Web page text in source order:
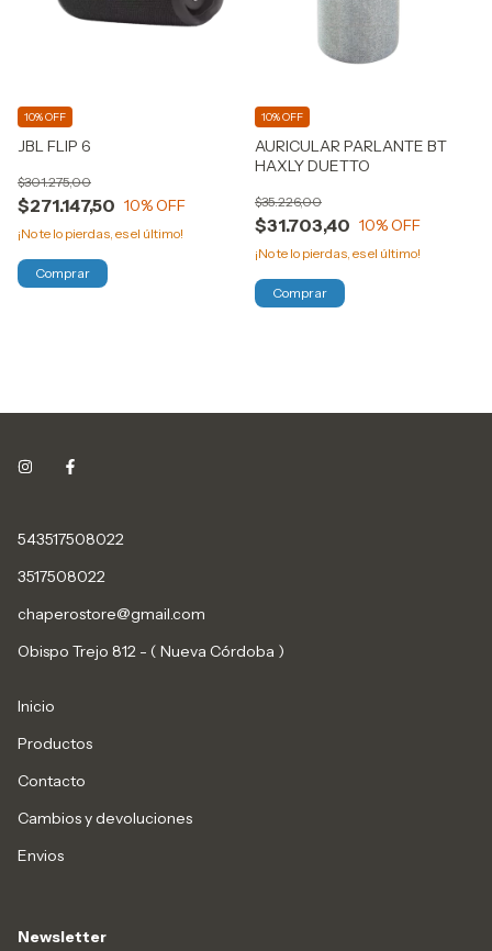
JBL FLIP 6
$271.147,50
$301.275,00
10% OFF
10% OFF
¡No te lo pierdas, es el último!
Comprar
AURICULAR PARLANTE BT
HAXLY DUETTO
$31.703,40
$35.226,00
10% OFF
10% OFF
¡No te lo pierdas, es el último!
Comprar
543517508022
3517508022
chaperostore@gmail.com
Obispo Trejo 812 - ( Nueva Córdoba )
Inicio
Productos
Contacto
Cambios y devoluciones
Envios
Newsletter